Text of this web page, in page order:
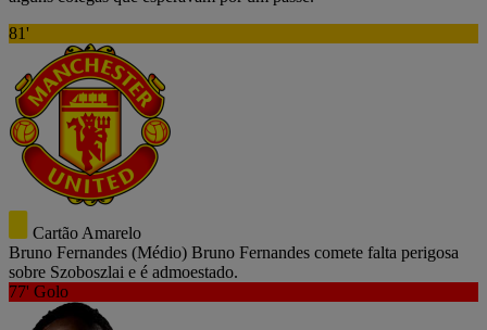
81'
Cartão Amarelo
Bruno Fernandes (Médio) Bruno Fernandes comete falta perigosa
sobre Szoboszlai e é admoestado.
77' Golo